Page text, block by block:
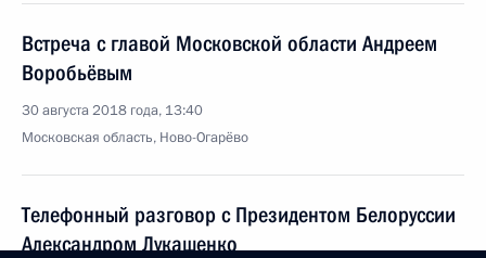
Встреча с главой Московской области Андреем
Воробьёвым
30 августа 2018 года, 13:40
Московская область, Ново-Огарёво
Телефонный разговор с Президентом Белоруссии
Александром Лукашенко